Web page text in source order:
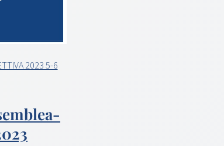
2023 5-6